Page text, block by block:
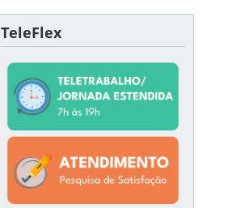
TeleFlex